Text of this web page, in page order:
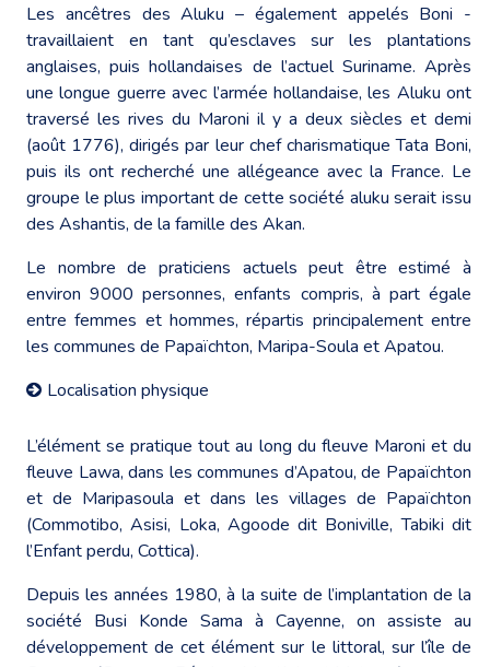
Les ancêtres des Aluku – également appelés Boni -
travaillaient en tant qu’esclaves sur les plantations
anglaises, puis hollandaises de l’actuel Suriname. Après
une longue guerre avec l’armée hollandaise, les Aluku ont
traversé les rives du Maroni il y a deux siècles et demi
(août 1776), dirigés par leur chef charismatique Tata Boni,
puis ils ont recherché une allégeance avec la France. Le
groupe le plus important de cette société aluku serait issu
des Ashantis, de la famille des Akan.
Le nombre de praticiens actuels peut être estimé à
environ 9000 personnes, enfants compris, à part égale
entre femmes et hommes, répartis principalement entre
les communes de Papaïchton, Maripa-Soula et Apatou.
Localisation physique
L’élément se pratique tout au long du fleuve Maroni et du
fleuve Lawa, dans les communes d’Apatou, de Papaïchton
et de Maripasoula et dans les villages de Papaïchton
(Commotibo, Asisi, Loka, Agoode dit Boniville, Tabiki dit
l’Enfant perdu, Cottica).
Depuis les années 1980, à la suite de l’implantation de la
société Busi Konde Sama à Cayenne, on assiste au
développement de cet élément sur le littoral, sur l’île de